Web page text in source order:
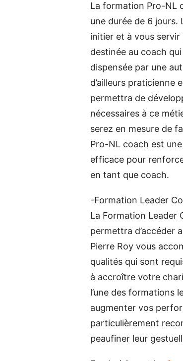
La formation Pro-NL
une durée de 6 jours.
initier et à vous
destinée au coach
dispensée par une
d’ailleurs praticienne
permettra de
nécessaires à ce
serez en mesure de
Pro-NL coach est
efficace pour
en tant que coach.
-Formation Leader
La Formation Leader
permettra d’accéder
Pierre Roy vous
qualités qui sont
à accroître votre
l’une des formations
augmenter vos
particulièrement
peaufiner leur